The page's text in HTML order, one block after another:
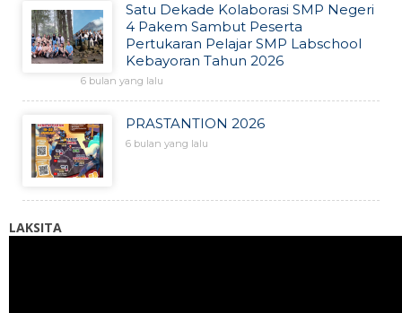
Satu Dekade Kolaborasi SMP Negeri
4 Pakem Sambut Peserta
Pertukaran Pelajar SMP Labschool
Kebayoran Tahun 2026
6 bulan yang lalu
PRASTANTION 2026
6 bulan yang lalu
LAKSITA